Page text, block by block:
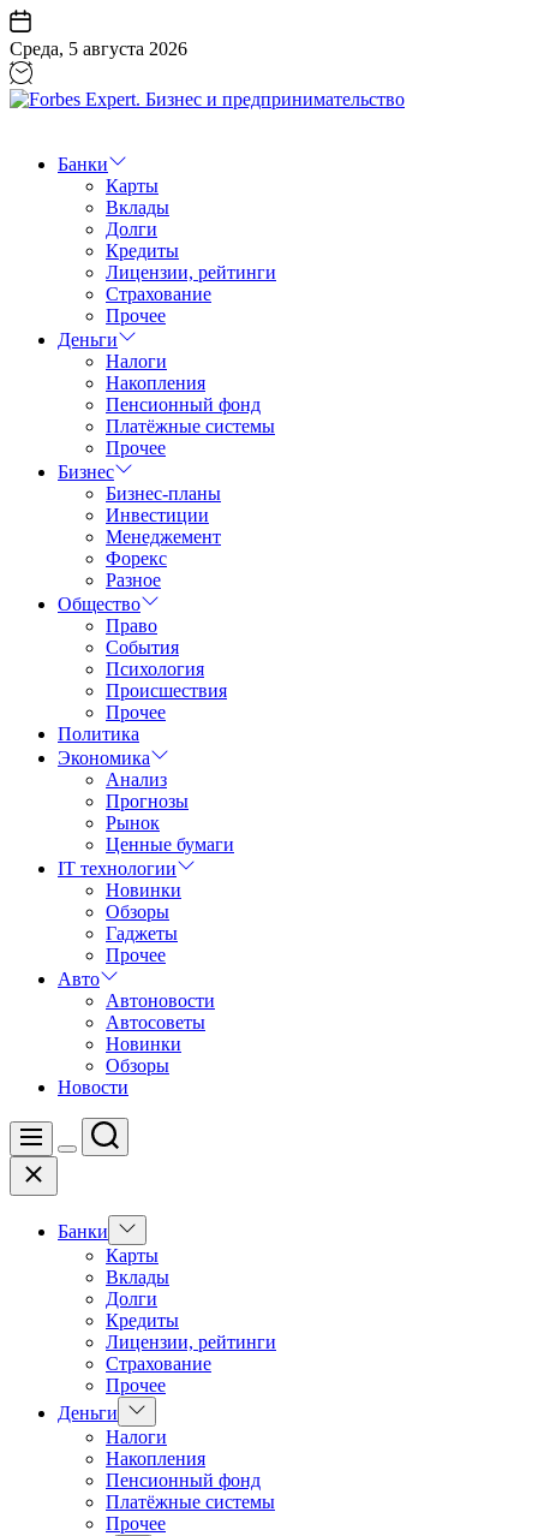
Перейти
к
содержанию
Среда, 5 августа 2026
Бизнес
предпринимательство
Банки
Карты
Вклады
Долги
Кредиты
Лицензии, рейтинги
Страхование
Прочее
Деньги
Налоги
Накопления
Пенсионный фонд
Платёжные системы
Прочее
Бизнес
Бизнес-планы
Инвестиции
Менеджемент
Форекс
Разное
Общество
Право
События
Психология
Происшествия
Прочее
Политика
Экономика
Анализ
Прогнозы
Рынок
Ценные бумаги
IT технологии
Новинки
Обзоры
Гаджеты
Прочее
Авто
Автоновости
Автосоветы
Новинки
Обзоры
Новости
Меню
Цвет
Поиск
Закрыть
Банки
Показать
подменю
Карты
Вклады
Долги
Кредиты
Лицензии, рейтинги
Страхование
Прочее
Деньги
Показать
подменю
Налоги
Накопления
Пенсионный фонд
Платёжные системы
Прочее